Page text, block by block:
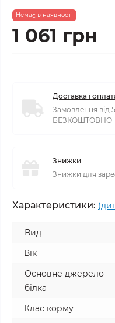
Немає в наявності
1 061 грн
Доставка і
Замовлення від
БЕЗКОШТОВНО
Знижки
Знижки для
Характеристики:
Вид
Вік
Основне джерело
білка
Клас корму